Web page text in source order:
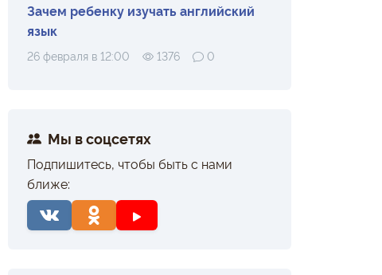
Зачем ребенку изучать английский
язык
26 февраля в 12:00 1376 0
Мы в соцсетях
Подпишитесь, чтобы быть с нами
ближе: